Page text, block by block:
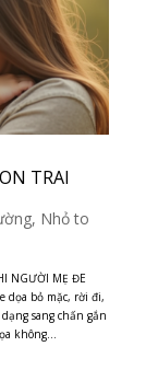
TRAI
, Nhỏ to
NGƯỜI MẸ ĐE
dọa bỏ mặc, rời đi,
sang chấn gắn
không...